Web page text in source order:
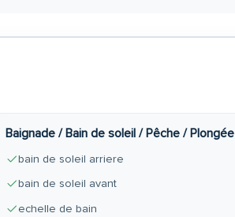
Baignade / Bain de soleil / Pêche / Plongée
bain de soleil arriere
bain de soleil avant
echelle de bain